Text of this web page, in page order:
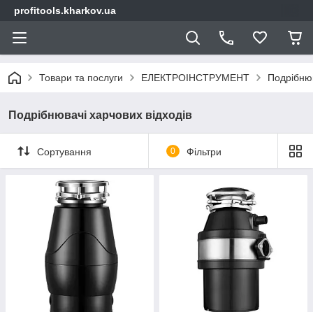
profitools.kharkov.ua
Товари та послуги ЕЛЕКТРОІНСТРУМЕНТ
Подрібнювачі харчових відходів
Сортування 0 Фільтри